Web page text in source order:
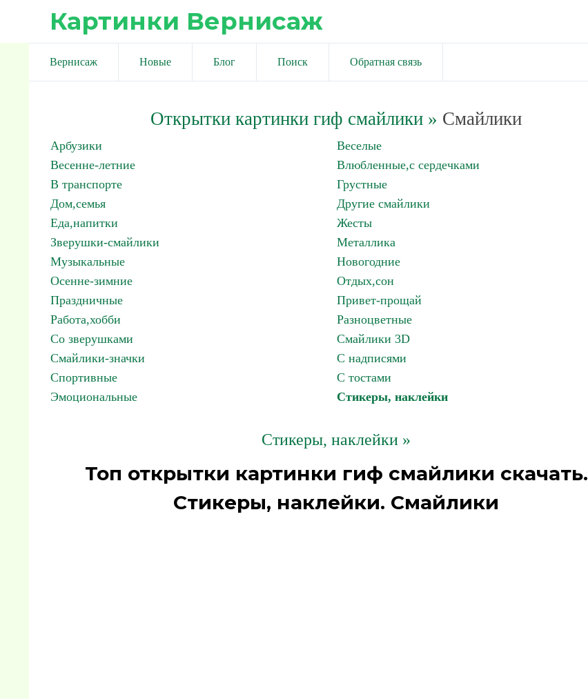
Картинки Вернисаж
Вернисаж Новые Блог Поиск Обратная связь
Открытки картинки гиф смайлики » Смайлики
Арбузики
Веселые
Весенне-летние
Влюбленные,с сердечками
В транспорте
Грустные
Дом,семья
Другие смайлики
Еда,напитки
Жесты
Зверушки-смайлики
Металлика
Музыкальные
Новогодние
Осенне-зимние
Отдых,сон
Праздничные
Привет-прощай
Работа,хобби
Разноцветные
Со зверушками
Смайлики 3D
Смайлики-значки
С надписями
Спортивные
С тостами
Эмоциональные
Стикеры, наклейки
Стикеры, наклейки »
Топ открытки картинки гиф смайлики скачать.
Стикеры, наклейки. Смайлики